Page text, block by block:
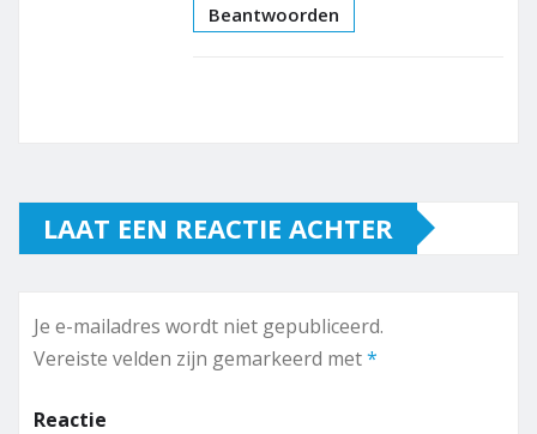
Beantwoorden
LAAT EEN REACTIE ACHTER
Je e-mailadres wordt niet gepubliceerd.
Vereiste velden zijn gemarkeerd met*
Reactie